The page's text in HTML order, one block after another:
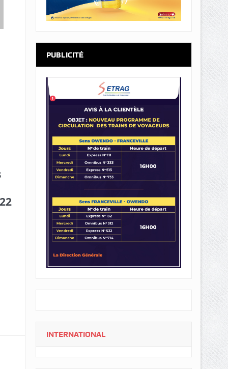
PUBLICITÉ
INTERNATIONAL